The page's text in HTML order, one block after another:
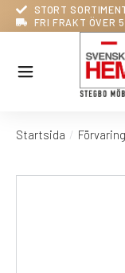
STORT
FRI FRAKT ÖVER
Du är här:
Startsida Förvaring